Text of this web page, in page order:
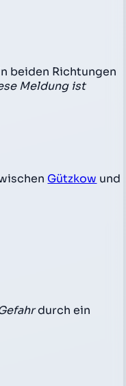
beiden Richtungen
Meldung ist
Gützkow und
durch ein